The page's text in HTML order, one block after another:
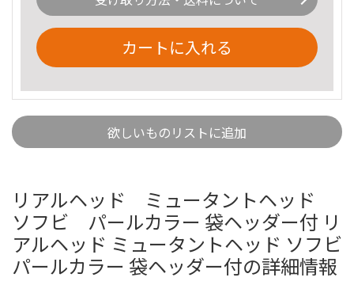
カートに入れる
欲しいものリストに追加
リアルヘッド ミュータントヘッド
ソフビ パールカラー 袋ヘッダー付 リ
アルヘッド ミュータントヘッド ソフビ
パールカラー 袋ヘッダー付の詳細情報